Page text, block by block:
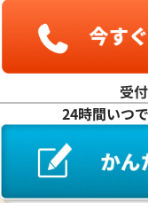
受
24時間いつ